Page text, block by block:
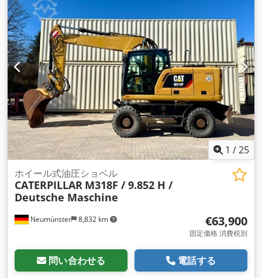
1 /25
Neumünster 8,832 km
ホイール式油圧ショベル
CATERPILLAR M318F / 9.852 H /
Deutsche Maschine
€63,900
固定価格 消費税別
問い合わせる 電話する